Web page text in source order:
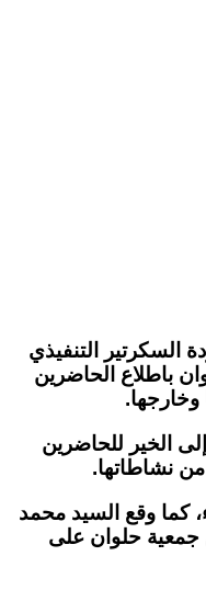
السكرتير التنفيذي
باطلاع الحاضرين
الخير للحاضرين
نشاطاتها.
كما وقع السيد محمد
جمعية حلوان على